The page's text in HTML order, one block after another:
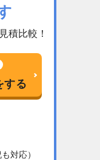
する
対応）